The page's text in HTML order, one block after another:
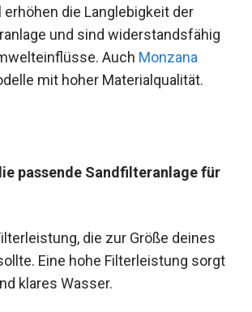
erhöhen die Langlebigkeit der
und sind widerstandsfähig
Auch Monzana
mit hoher Materialqualität.
passende Sandfilteranlage für
die zur Größe deines
Eine hohe Filterleistung sorgt
klares Wasser.